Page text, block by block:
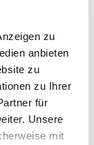
zu
anbieten
zu
zu Ihrer
für
Unsere
mit